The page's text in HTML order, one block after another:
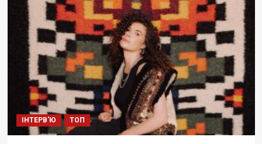
ІНТЕРВ'Ю ТОП